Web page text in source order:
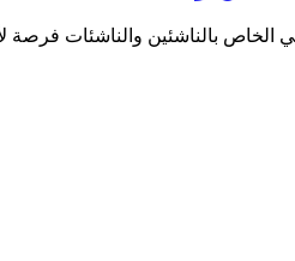
الخاص بالناشئين والناشئات